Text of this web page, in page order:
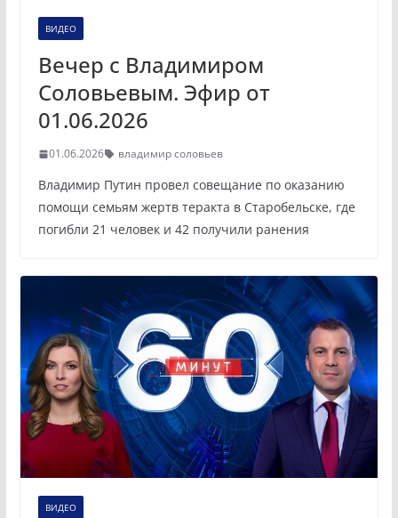
ВИДЕО
Вечер с Владимиром
Соловьевым. Эфир от
01.06.2026
01.06.2026 владимир соловьев
Владимир Путин провел совещание по оказанию
помощи семьям жертв теракта в Старобельске, где
погибли 21 человек и 42 получили ранения
ВИДЕО